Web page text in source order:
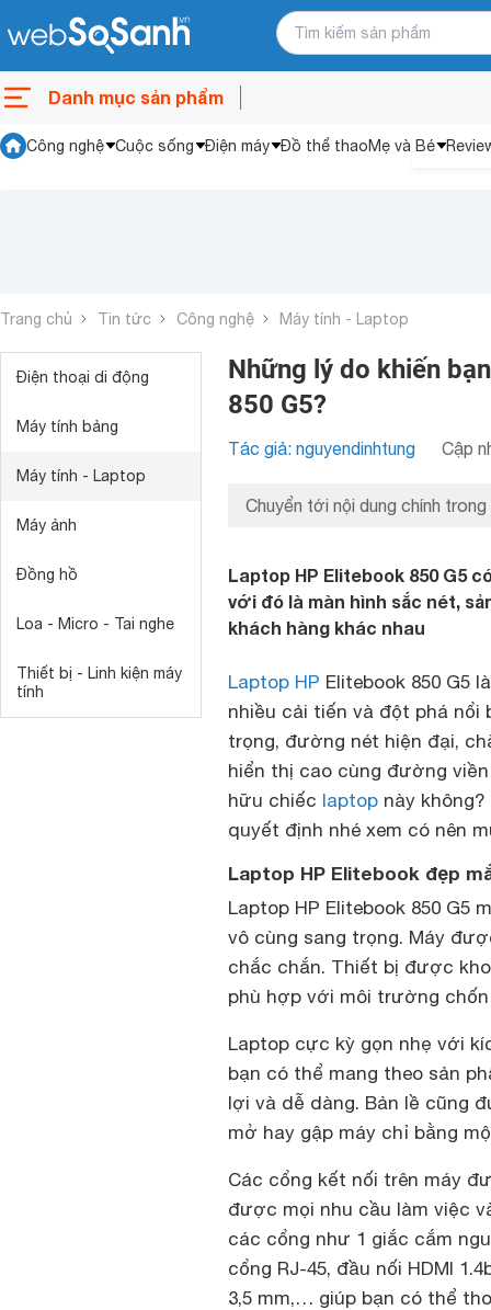
Danh mục sản phẩm
Công nghệ Cuộc sống Điện máy Đồ thể thaoMẹ và Bé
Trang chủ Tin tức Công nghệ Máy tính - Laptop
Điện thoại di động
Máy tính bảng
Máy tính - Laptop
Máy ảnh
Đồng hồ
Loa - Micro - Tai nghe
Thiết bị - Linh kiện máy
tính
Những lý do khiến
850 G5?
Tác giả: nguyendinhtung Cập
Chuyển tới nội dung chính trong
Laptop HP Elitebook 850 G5
với đó là màn hình sắc nét,
khách hàng khác nhau
Laptop HP Elitebook 850 G5
nhiều cải tiến và đột phá nổi
trọng, đường nét hiện đại,
hiển thị cao cùng đường
hữu chiếc laptop này
quyết định nhé xem có nên
Laptop HP Elitebook đẹp
Laptop HP Elitebook 850 G5
vô cùng sang trọng. Máy
chắc chắn. Thiết bị được
phù hợp với môi trường
Laptop cực kỳ gọn nhẹ với
bạn có thể mang theo sản
lợi và dễ dàng. Bản lề cũng
mở hay gập máy chỉ bằng
Các cổng kết nối trên máy
được mọi nhu cầu làm việc
các cổng như 1 giắc cắm
cổng RJ-45, đầu nối HDMI
3,5 mm,… giúp bạn có thể